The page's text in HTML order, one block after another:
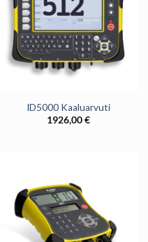
ID5000 Kaaluarvuti
1926,00€